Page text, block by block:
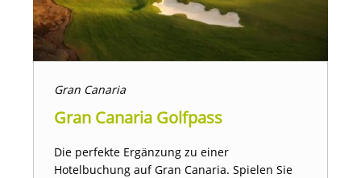
Gran Canaria
Gran Canaria Golfpass
Die perfekte Ergänzung zu einer
Hotelbuchung auf Gran Canaria. Spielen Sie